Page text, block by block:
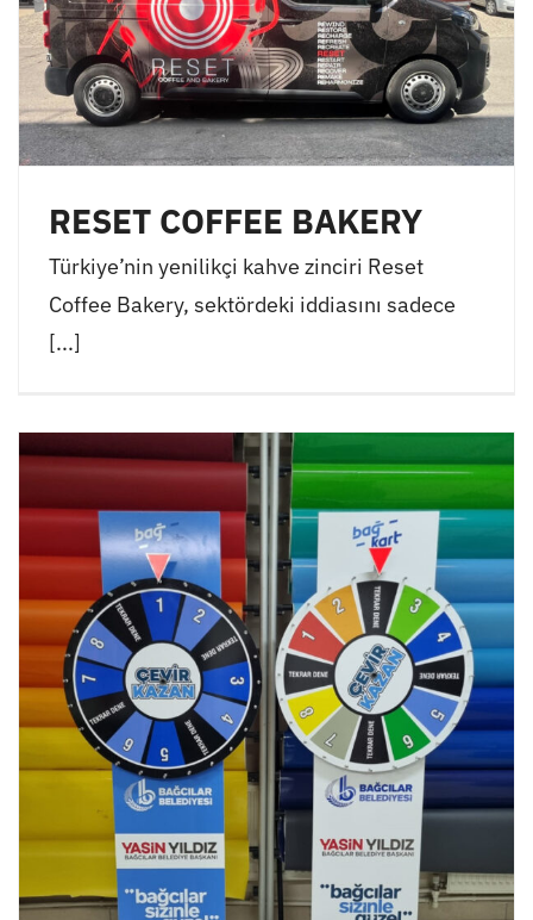
RESET COFFEE BAKERY
Türkiye’nin yenilikçi kahve zinciri Reset
Coffee Bakery, sektördeki iddiasını sadece
[...]